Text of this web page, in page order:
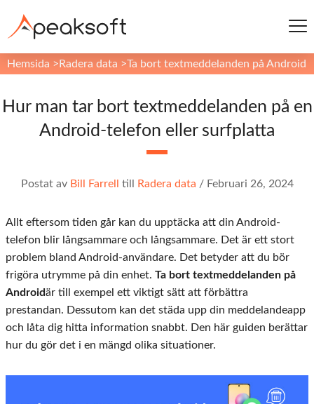
Hemsida > Radera data >Ta bort textmeddelanden på Android
Hur man tar bort textmeddelanden på en
Android-telefon eller surfplatta
Postat av Bill Farrell till Radera data / Februari 26, 2024
Allt eftersom tiden går kan du upptäcka att din Android-
telefon blir långsammare och långsammare. Det är ett stort
problem bland Android-användare. Det betyder att du bör
frigöra utrymme på din enhet. Ta bort textmeddelanden på
Androidär till exempel ett viktigt sätt att förbättra
prestandan. Dessutom kan det städa upp din meddelandeapp
och låta dig hitta information snabbt. Den här guiden berättar
hur du gör det i en mängd olika situationer.